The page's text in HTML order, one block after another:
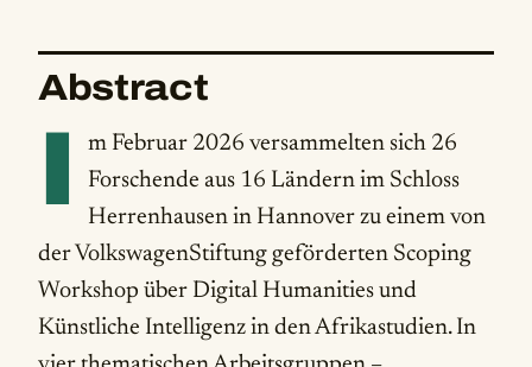
Abstract
I
m Februar 2026 versammelten sich 26
Forschende aus 16 Ländern im Schloss
Herrenhausen in Hannover zu einem von
der VolkswagenStiftung geförderten Scoping
Workshop über Digital Humanities und
Künstliche Intelligenz in den Afrikastudien. In